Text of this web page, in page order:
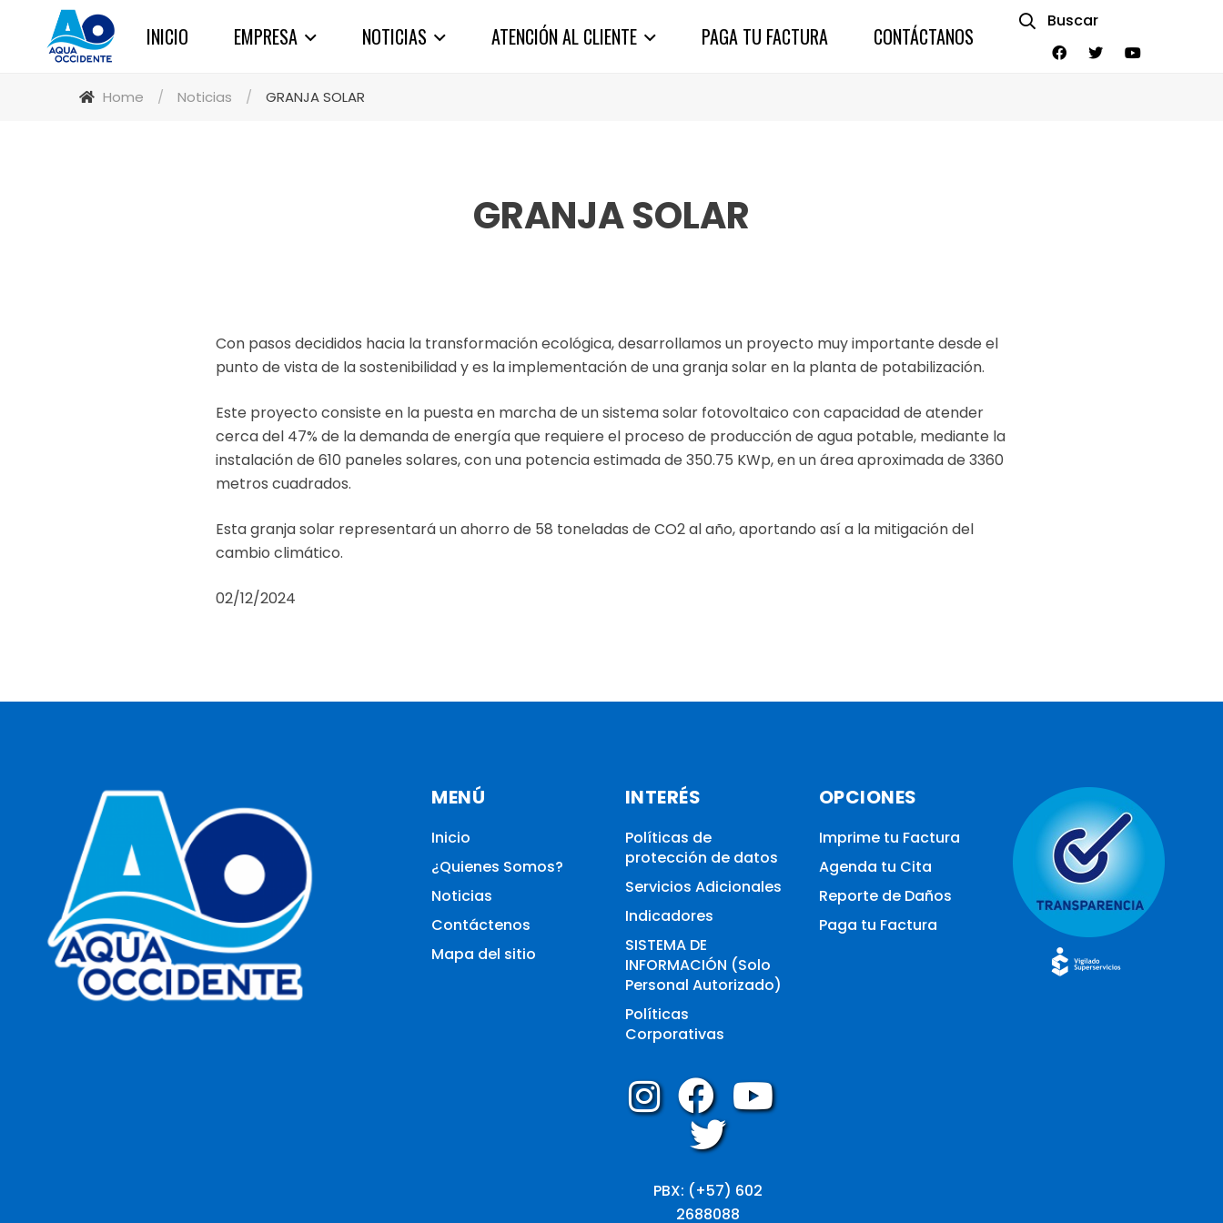
INICIO EMPRESA NOTICIAS ATENCIÓN AL CLIENTE PAGA TU FACTURA CONTÁCTANOS
Buscar
Home / Noticias / GRANJA SOLAR
GRANJA SOLAR
Con pasos decididos hacia la transformación ecológica, desarrollamos un proyecto muy importante desde el
punto de vista de la sostenibilidad y es la implementación de una granja solar en la planta de potabilización.
Este proyecto consiste en la puesta en marcha de un sistema solar fotovoltaico con capacidad de atender
cerca del 47% de la demanda de energía que requiere el proceso de producción de agua potable, mediante la
instalación de 610 paneles solares, con una potencia estimada de 350.75 KWp, en un área aproximada de 3360
metros cuadrados.
Esta granja solar representará un ahorro de 58 toneladas de CO2 al año, aportando así a la mitigación del
cambio climático.
02/12/2024
MENÚ
Inicio
¿Quienes Somos?
Noticias
Contáctenos
Mapa del sitio
INTERÉS
Políticas de
protección de datos
Servicios Adicionales
Indicadores
SISTEMA DE
INFORMACIÓN (Solo
Personal Autorizado)
Políticas
Corporativas
PBX: (+57) 602
2688088
OPCIONES
Imprime tu Factura
Agenda tu Cita
Reporte de Daños
Paga tu Factura